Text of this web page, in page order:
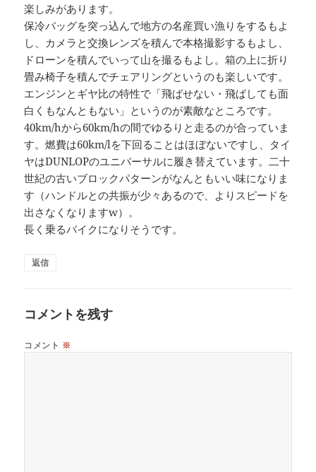
楽しみがあります。
保冷バッグを突っ込んで地方の名産買い漁りをするもよ
し、カメラと交換レンズを積んで本格撮影するもよし、
ドローンを積んでいって山を撮るもよし。箱の上に折り
畳み椅子を積んでチェアリングというのも楽しいです。
エンジンとギヤ比の特性で「飛ばせない・飛ばしても面
白くもなんともない」というのが素敵なところです。
40km/hから60km/hの間でゆるりと走るのが合っていま
す。燃費は60km/lを下回ることはほぼないですし、タイ
ヤはDUNLOPのユニバーサルに履き替えています。二十
世紀の古いブロックパターンがなんともいい味になりま
す（ハンドルとの共振が少々あるので、よりスピードを
出さなくなりますw）。
長く乗るバイクになりそうです。
返信
コメントを残す
コメント ※